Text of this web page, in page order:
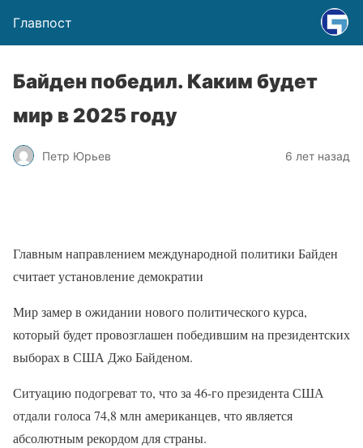
Главпост
Байден победил. Каким будет
мир в 2025 году
Петр Юрьев 6 лет назад
Главным направлением международной политики Байден
считает установление демократии
Мир замер в ожидании нового политического курса,
который будет провозглашен победившим на президентских
выборах в США Джо Байденом.
Ситуацию подогреват то, что за 46-го президента США
отдали голоса 74,8 млн американцев, что является
абсолютным рекордом для страны.